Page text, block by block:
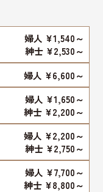
婦人 ¥1,540～
紳士 ¥2,530～
婦人 ¥6,600～
婦人 ¥1,650～
紳士 ¥2,200～
婦人 ¥2,200～
紳士 ¥2,750～
婦人 ¥7,700～
紳士 ¥8,800～